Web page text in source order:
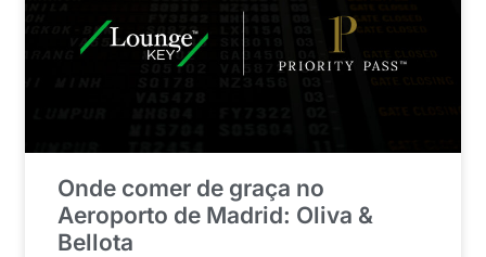
Onde comer de graça no
Aeroporto de Madrid: Oliva &
Bellota